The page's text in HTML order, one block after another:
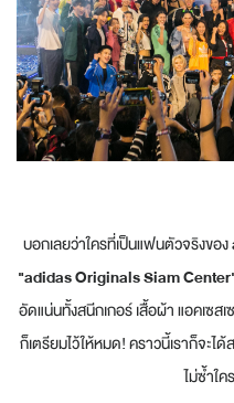
บอกเลยว่าใครที่เป็นแฟนตัวจริงของ
"adidas Originals Siam
อัดแน่นทั้งสนีกเกอร์ เสื้อผ้า แอคเซส
ก็เตรียมไว้ให้หมด! คราวนี้เราก็จะไ
ไม่ซ้ำใ